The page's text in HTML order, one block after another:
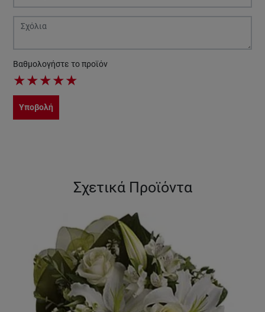
Βαθμολογήστε το προϊόν
★★★★★
Υποβολή
Σχετικά Προϊόντα